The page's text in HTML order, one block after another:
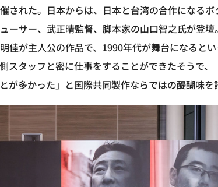
された。日本からは、日本と台湾の合作になる
ーサー、武正晴監督、脚本家の山口智之氏が登
佳が主人公の作品で、1990年代が舞台になると
スタッフと密に仕事をすることができたそうで
が多かった」と国際共同製作ならではの醍醐味を